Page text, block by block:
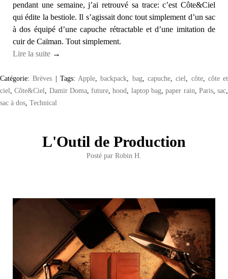
pendant une semaine, j’ai retrouvé sa trace: c’est Côte&Ciel
qui édite la bestiole. Il s’agissait donc tout simplement d’un sac
à dos équipé d’une capuche rétractable et d’une imitation de
cuir de Caïman. Tout simplement.
Lire la suite →
Catégorie:Brèves | Tags: Apple ,backpack bag, capuche,ciel côte, côte et
ciel ,Côte&Ciel Damir Doma,future ,hood laptop bag,paper rain Paris,sac
sac à dos Technical
L'Outil de Production
Posté par Robin H.